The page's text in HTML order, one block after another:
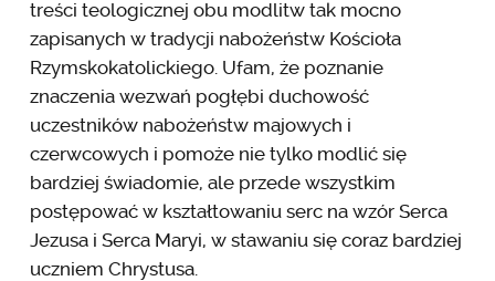
treści teologicznej obu modlitw tak mocno
zapisanych w tradycji nabożeństw Kościoła
Rzymskokatolickiego. Ufam, że poznanie
znaczenia wezwań pogłębi duchowość
uczestników nabożeństw majowych i
czerwcowych i pomoże nie tylko modlić się
bardziej świadomie, ale przede wszystkim
postępować w kształtowaniu serc na wzór Serca
Jezusa i Serca Maryi, w stawaniu się coraz bardziej
uczniem Chrystusa.